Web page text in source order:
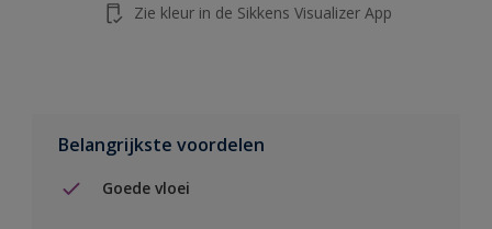
Zie kleur in de Sikkens Visualizer App
Belangrijkste voordelen
Goede vloei